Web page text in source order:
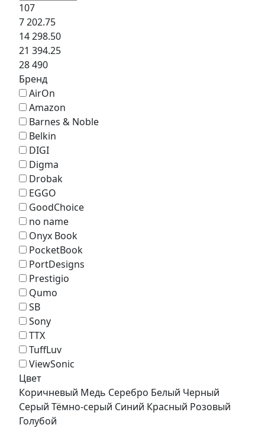
107
7 202.75
14 298.50
21 394.25
28 490
Бренд
AirOn
Amazon
Barnes & Noble
Belkin
DIGI
Digma
Drobak
EGGO
GoodChoice
no name
Onyx Book
PocketBook
PortDesigns
Prestigio
Qumo
SB
Sony
TTX
TuffLuv
ViewSonic
Цвет
Коричневый Медь Серебро Белый Черный
Серый Тёмно-серый Синий Красный Розовый
Голубой